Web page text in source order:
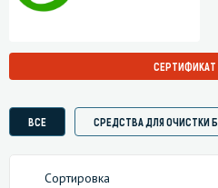
СЕРТИФИКАТ
ВСЕ СРЕДСТВА ДЛЯ ОЧИСТКИ
Сортировка